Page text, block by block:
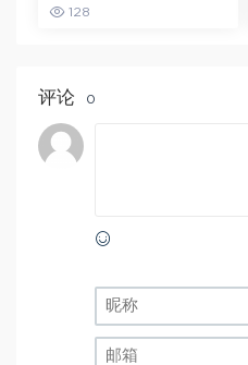
数学秋季班
128
评论 0